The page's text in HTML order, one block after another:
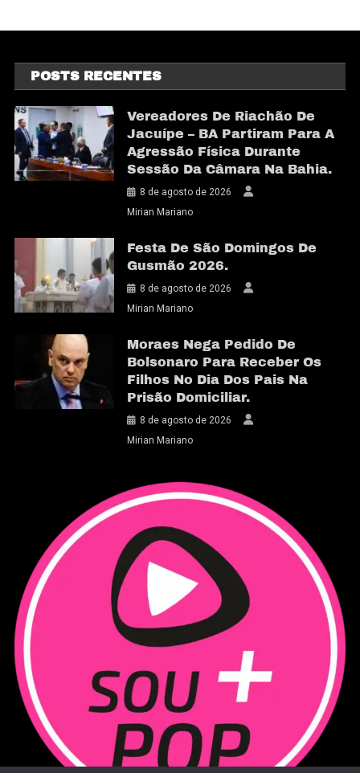
POSTS RECENTES
Vereadores De Riachão De
Jacuípe – BA Partiram Para A
Agressão Física Durante
Sessão Da Câmara Na Bahia.
8 de agosto de 2026
Mirian Mariano
Festa De São Domingos De
Gusmão 2026.
8 de agosto de 2026
Mirian Mariano
Moraes Nega Pedido De
Bolsonaro Para Receber Os
Filhos No Dia Dos Pais Na
Prisão Domiciliar.
8 de agosto de 2026
Mirian Mariano